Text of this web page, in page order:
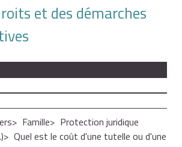
et des démarches
Famille
Protection juridique
Quel est le coût d'une tutelle ou d'une